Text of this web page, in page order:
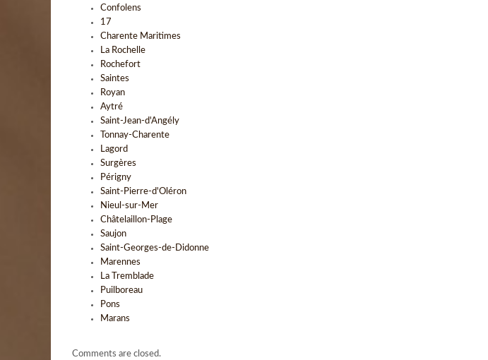
Confolens
17
Charente Maritimes
La Rochelle
Rochefort
Saintes
Royan
Aytré
Saint-Jean-d'Angély
Tonnay-Charente
Lagord
Surgères
Périgny
Saint-Pierre-d'Oléron
Nieul-sur-Mer
Châtelaillon-Plage
Saujon
Saint-Georges-de-Didonne
Marennes
La Tremblade
Puilboreau
Pons
Marans
Comments are closed.